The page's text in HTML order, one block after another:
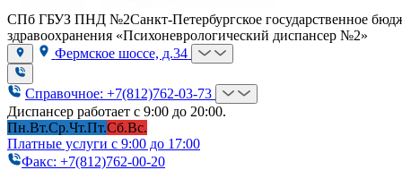
СПб ГБУЗ ПНД №2Санкт-Петербургское государственное
здравоохранения «Психоневрологический диспансер №2»
Фермское шоссе, д.34
Справочное: +7(812)762-03-73
Диспансер работает с 9:00 до 20:00.
Пн.Вт.Ср.Чт.Пт.Сб.Вс.
Платные услуги с 9:00 до 17:00
Факс: +7(812)762-00-20